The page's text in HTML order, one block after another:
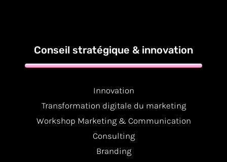
Conseil stratégique & innovation
Innovation
Transformation digitale du marketing
Workshop Marketing & Communication
Consulting
Branding